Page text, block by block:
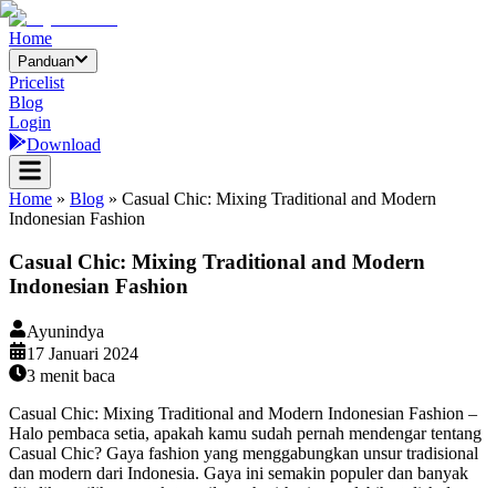
Home
Panduan
Pricelist
Blog
Login
Download
Home » Blog » Casual Chic: Mixing Traditional and Modern
Indonesian Fashion
Casual Chic: Mixing Traditional and Modern
Indonesian Fashion
Ayunindya
17 Januari 2024
3 menit baca
Casual Chic: Mixing Traditional and Modern Indonesian Fashion –
Halo pembaca setia, apakah kamu sudah pernah mendengar tentang
Casual Chic? Gaya fashion yang menggabungkan unsur tradisional
dan modern dari Indonesia. Gaya ini semakin populer dan banyak